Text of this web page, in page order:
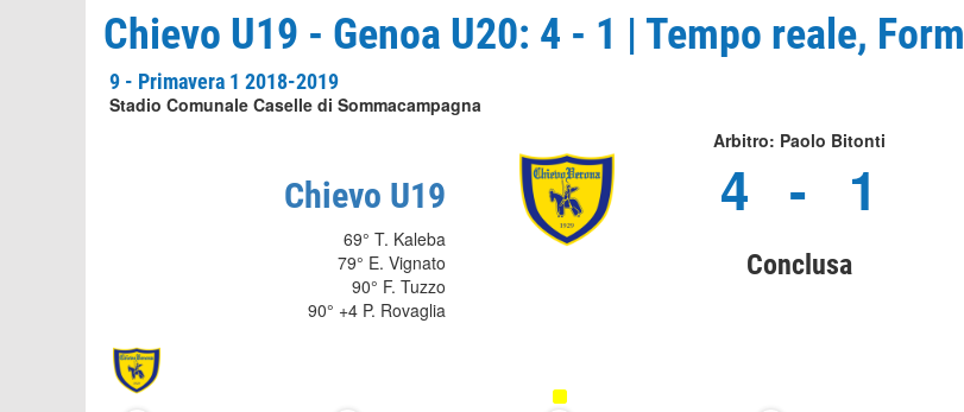
Chievo U19 - Genoa U20: 4 - 1 | Tempo reale,
9 - Primavera 1 2018-2019
Stadio Comunale Caselle di Sommacampagna
Arbitro: Paolo Bitonti
Chievo U19
69° T. Kaleba
79° E. Vignato
90° F. Tuzzo
90° +4 P. Rovaglia
4 - 1
Conclusa